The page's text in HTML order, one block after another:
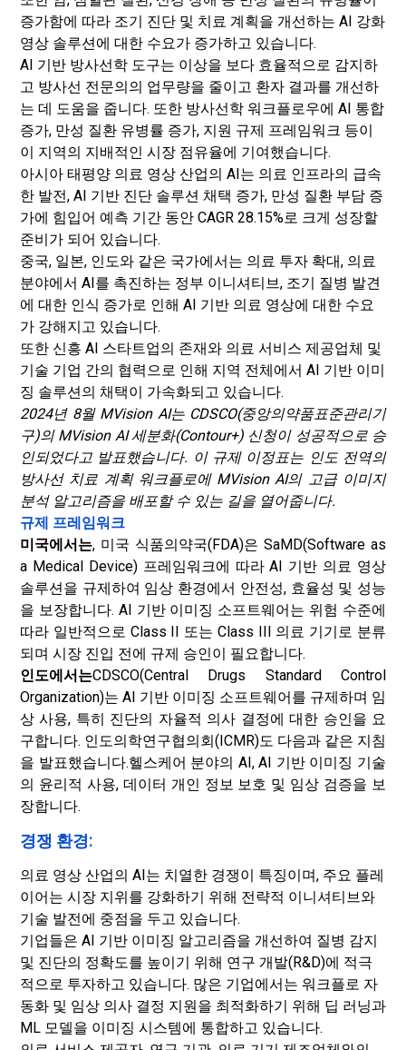
증가함에 따라 조기 진단 및 치료 계획을 개선하는 AI 강화
영상 솔루션에 대한 수요가 증가하고 있습니다.
AI 기반 방사선학 도구는 이상을 보다 효율적으로 감지하
고 방사선 전문의의 업무량을 줄이고 환자 결과를 개선하
는 데 도움을 줍니다. 또한 방사선학 워크플로우에 AI 통합
증가, 만성 질환 유병률 증가, 지원 규제 프레임워크 등이
이 지역의 지배적인 시장 점유율에 기여했습니다.
아시아 태평양 의료 영상 산업의 AI는 의료 인프라의 급속
한 발전, AI 기반 진단 솔루션 채택 증가, 만성 질환 부담 증
가에 힘입어 예측 기간 동안 CAGR 28.15%로 크게 성장할
준비가 되어 있습니다.
중국, 일본, 인도와 같은 국가에서는 의료 투자 확대, 의료
분야에서 AI를 촉진하는 정부 이니셔티브, 조기 질병 발견
에 대한 인식 증가로 인해 AI 기반 의료 영상에 대한 수요
가 강해지고 있습니다.
또한 신흥 AI 스타트업의 존재와 의료 서비스 제공업체 및
기술 기업 간의 협력으로 인해 지역 전체에서 AI 기반 이미
징 솔루션의 채택이 가속화되고 있습니다.
2024년 8월 MVision AI는 CDSCO(중앙의약품표준관리기
구)의 MVision AI 세분화(Contour+) 신청이 성공적으로 승
인되었다고 발표했습니다. 이 규제 이정표는 인도 전역의
방사선 치료 계획 워크플로에 MVision AI의 고급 이미지
분석 알고리즘을 배포할 수 있는 길을 열어줍니다.
규제 프레임워크
미국에서는, 미국 식품의약국(FDA)은 SaMD(Software as
a Medical Device) 프레임워크에 따라 AI 기반 의료 영상
솔루션을 규제하여 임상 환경에서 안전성, 효율성 및 성능
을 보장합니다. AI 기반 이미징 소프트웨어는 위험 수준에
따라 일반적으로 Class II 또는 Class III 의료 기기로 분류
되며 시장 진입 전에 규제 승인이 필요합니다.
인도에서는CDSCO(Central Drugs Standard Control
Organization)는 AI 기반 이미징 소프트웨어를 규제하며 임
상 사용, 특히 진단의 자율적 의사 결정에 대한 승인을 요
구합니다. 인도의학연구협의회(ICMR)도 다음과 같은 지침
을 발표했습니다.헬스케어 분야의 AI, AI 기반 이미징 기술
의 윤리적 사용, 데이터 개인 정보 보호 및 임상 검증을 보
장합니다.
경쟁 환경:
의료 영상 산업의 AI는 치열한 경쟁이 특징이며, 주요 플레
이어는 시장 지위를 강화하기 위해 전략적 이니셔티브와
기술 발전에 중점을 두고 있습니다.
기업들은 AI 기반 이미징 알고리즘을 개선하여 질병 감지
및 진단의 정확도를 높이기 위해 연구 개발(R&D)에 적극
적으로 투자하고 있습니다. 많은 기업에서는 워크플로 자
동화 및 임상 의사 결정 지원을 최적화하기 위해 딥 러닝과
ML 모델을 이미징 시스템에 통합하고 있습니다.